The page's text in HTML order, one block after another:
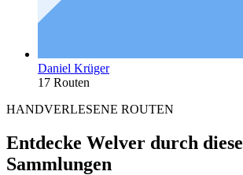
Daniel Krüger
17 Routen
HANDVERLESENE ROUTEN
Entdecke Welver durch diese
Sammlungen